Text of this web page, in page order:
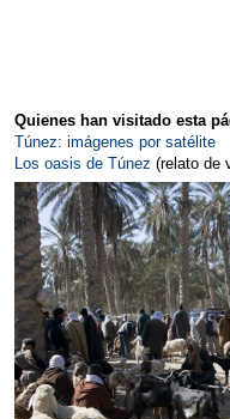
Quienes han visitado esta
Túnez: imágenes por satélite
Los oasis de Túnez (relato de